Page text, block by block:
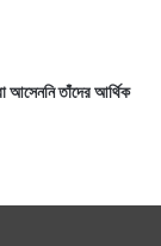
আসেননি তাঁদের আর্থিক